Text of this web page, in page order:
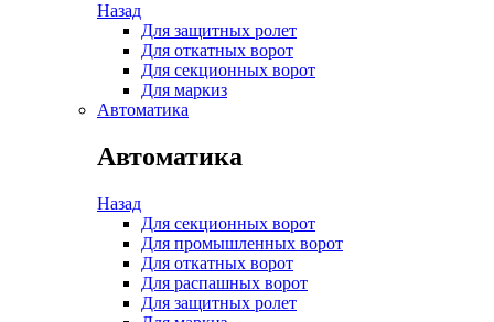
Назад
Для защитных ролет
Для откатных ворот
Для секционных ворот
Для маркиз
Автоматика
Автоматика
Назад
Для секционных ворот
Для промышленных ворот
Для откатных ворот
Для распашных ворот
Для защитных ролет